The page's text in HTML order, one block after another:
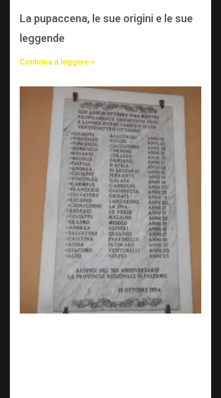
La pupaccena, le sue origini e le sue
leggende
Continua a leggere »